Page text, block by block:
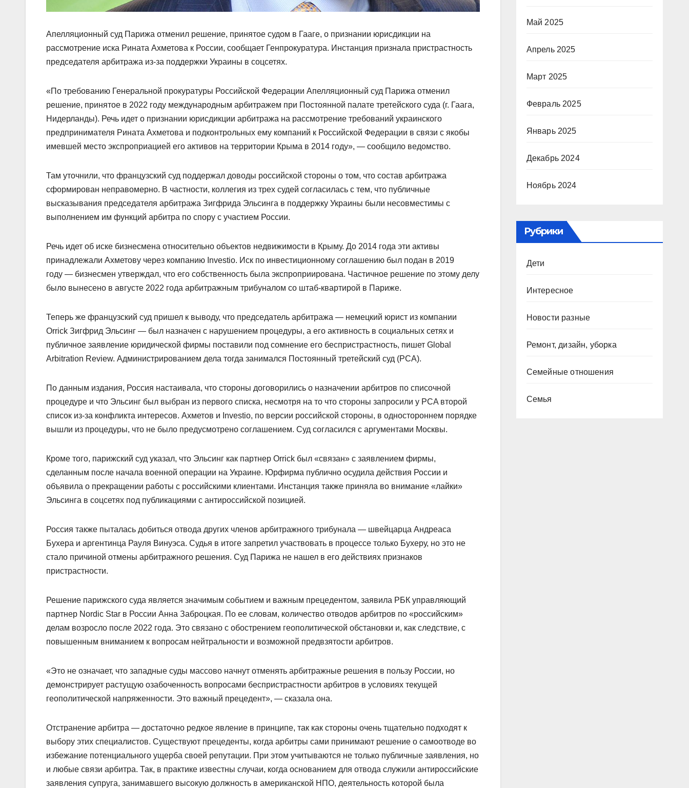
Апелляционный суд Парижа отменил решение, принятое судом в Гааге, о признании юрисдикции на
рассмотрение иска Рината Ахметова к России, сообщает Генпрокуратура. Инстанция признала пристрастность
председателя арбитража из-за поддержки Украины в соцсетях.
«По требованию Генеральной прокуратуры Российской Федерации Апелляционный суд Парижа отменил
решение, принятое в 2022 году международным арбитражем при Постоянной палате третейского суда (г. Гаага,
Нидерланды). Речь идет о признании юрисдикции арбитража на рассмотрение требований украинского
предпринимателя Рината Ахметова и подконтрольных ему компаний к Российской Федерации в связи с якобы
имевшей место экспроприацией его активов на территории Крыма в 2014 году», — сообщило ведомство.
Там уточнили, что французский суд поддержал доводы российской стороны о том, что состав арбитража
сформирован неправомерно. В частности, коллегия из трех судей согласилась с тем, что публичные
высказывания председателя арбитража Зигфрида Эльсинга в поддержку Украины были несовместимы с
выполнением им функций арбитра по спору с участием России.
Речь идет об иске бизнесмена относительно объектов недвижимости в Крыму. До 2014 года эти активы
принадлежали Ахметову через компанию Investio. Иск по инвестиционному соглашению был подан в 2019
году — бизнесмен утверждал, что его собственность была экспроприирована. Частичное решение по этому делу
было вынесено в августе 2022 года арбитражным трибуналом со штаб-квартирой в Париже.
Теперь же французский суд пришел к выводу, что председатель арбитража — немецкий юрист из компании
Orrick Зигфрид Эльсинг — был назначен с нарушением процедуры, а его активность в социальных сетях и
публичное заявление юридической фирмы поставили под сомнение его беспристрастность, пишет Global
Arbitration Review. Администрированием дела тогда занимался Постоянный третейский суд (PCA).
По данным издания, Россия настаивала, что стороны договорились о назначении арбитров по списочной
процедуре и что Эльсинг был выбран из первого списка, несмотря на то что стороны запросили у PCA второй
список из-за конфликта интересов. Ахметов и Investio, по версии российской стороны, в одностороннем порядке
вышли из процедуры, что не было предусмотрено соглашением. Суд согласился с аргументами Москвы.
Кроме того, парижский суд указал, что Эльсинг как партнер Orrick был «связан» с заявлением фирмы,
сделанным после начала военной операции на Украине. Юрфирма публично осудила действия России и
объявила о прекращении работы с российскими клиентами. Инстанция также приняла во внимание «лайки»
Эльсинга в соцсетях под публикациями с антироссийской позицией.
Россия также пыталась добиться отвода других членов арбитражного трибунала — швейцарца Андреаса
Бухера и аргентинца Рауля Винуэса. Судья в итоге запретил участвовать в процессе только Бухеру, но это не
стало причиной отмены арбитражного решения. Суд Парижа не нашел в его действиях признаков
пристрастности.
Решение парижского суда является значимым событием и важным прецедентом, заявила РБК управляющий
партнер Nordic Star в России Анна Заброцкая. По ее словам, количество отводов арбитров по «российским»
делам возросло после 2022 года. Это связано с обострением геополитической обстановки и, как следствие, с
повышенным вниманием к вопросам нейтральности и возможной предвзятости арбитров.
«Это не означает, что западные суды массово начнут отменять арбитражные решения в пользу России, но
демонстрирует растущую озабоченность вопросами беспристрастности арбитров в условиях текущей
геополитической напряженности. Это важный прецедент», — сказала она.
Отстранение арбитра — достаточно редкое явление в принципе, так как стороны очень тщательно подходят к
выбору этих специалистов. Существуют прецеденты, когда арбитры сами принимают решение о самоотводе во
избежание потенциального ущерба своей репутации. При этом учитываются не только публичные заявления, но
и любые связи арбитра. Так, в практике известны случаи, когда основанием для отвода служили антироссийские
заявления супруга, занимавшего высокую должность в американской НПО, деятельность которой была
Май 2025
Апрель 2025
Март 2025
Февраль 2025
Январь 2025
Декабрь 2024
Ноябрь 2024
Рубрики
Дети
Интересное
Новости разные
Ремонт, дизайн, уборка
Семейные отношения
Семья